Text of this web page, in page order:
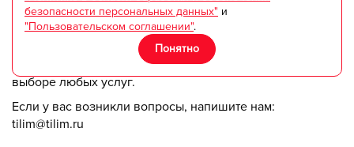
TILIM.RU
Портал tilim - ваш идеальный помощник в поиске и
выборе любых услуг.
Если у вас возникли вопросы, напишите нам:
tilim@tilim.ru
безопасности персональных данных" и
"Пользовательском соглашении".
Понятно